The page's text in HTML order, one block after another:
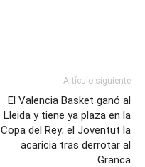
Artículo siguiente
El Valencia Basket ganó al
Lleida y tiene ya plaza en la
Copa del Rey; el Joventut la
acaricia tras derrotar al
Granca